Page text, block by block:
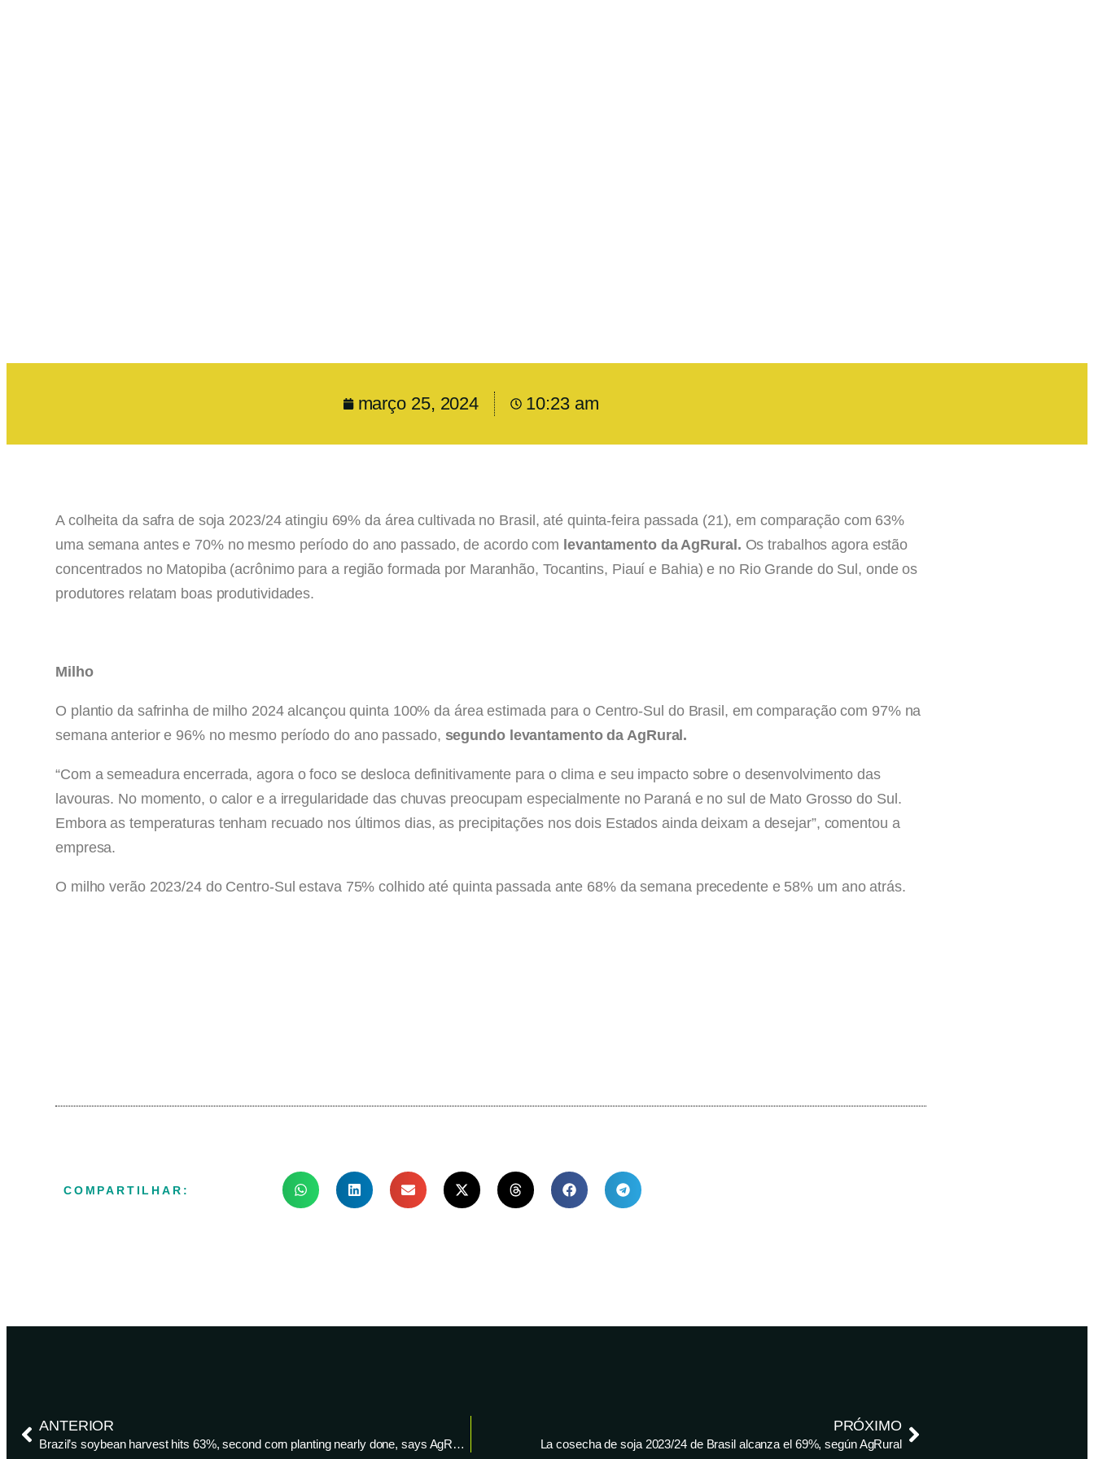
março 25, 2024 10:23 am
A colheita da safra de soja 2023/24 atingiu 69% da área cultivada no Brasil, até quinta-feira passada (21), em comparação com 63%
uma semana antes e 70% no mesmo período do ano passado, de acordo com levantamento da AgRural. Os trabalhos agora estão
concentrados no Matopiba (acrônimo para a região formada por Maranhão, Tocantins, Piauí e Bahia) e no Rio Grande do Sul, onde os
produtores relatam boas produtividades.
Milho
O plantio da safrinha de milho 2024 alcançou quinta 100% da área estimada para o Centro-Sul do Brasil, em comparação com 97% na
semana anterior e 96% no mesmo período do ano passado, segundo levantamento da AgRural.
“Com a semeadura encerrada, agora o foco se desloca definitivamente para o clima e seu impacto sobre o desenvolvimento das
lavouras. No momento, o calor e a irregularidade das chuvas preocupam especialmente no Paraná e no sul de Mato Grosso do Sul.
Embora as temperaturas tenham recuado nos últimos dias, as precipitações nos dois Estados ainda deixam a desejar”, comentou a
empresa.
O milho verão 2023/24 do Centro-Sul estava 75% colhido até quinta passada ante 68% da semana precedente e 58% um ano atrás.
COMPARTILHAR:
ANTERIOR
Brazil’s soybean harvest hits 63%, second corn planting nearly done, says AgRural
PRÓXIMO
La cosecha de soja 2023/24 de Brasil alcanza el 69%, según AgRural